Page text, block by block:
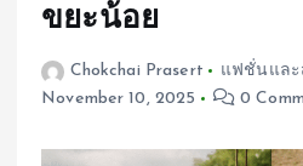
ขยะน้อย
Chokchai Prasert
แฟชั่นและ
November 10, 2025
0